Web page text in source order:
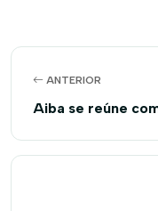
ANTERIOR
Aiba se reúne